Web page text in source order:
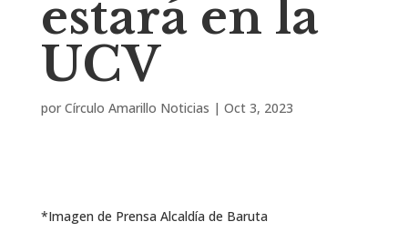
estará en la
UCV
por Círculo Amarillo Noticias | Oct 3, 2023
*Imagen de Prensa Alcaldía de Baruta